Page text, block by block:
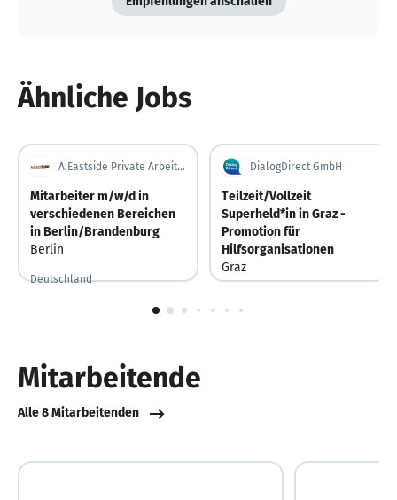
Ähnliche Jobs
A.Eastside Private Arbeitsvermittlung GbR
Mitarbeiter m/w/d in
verschiedenen Bereichen
in Berlin/Brandenburg
Berlin
Deutschland
DialogDirect GmbH
Teilzeit/Vollzeit
Superheld*in in Graz -
Promotion für
Hilfsorganisationen
Graz
Vor 9 Stunden
Vor 9 Stunden veröffentlicht
1
Mitarbeitende
Alle 8 Mitarbeitenden